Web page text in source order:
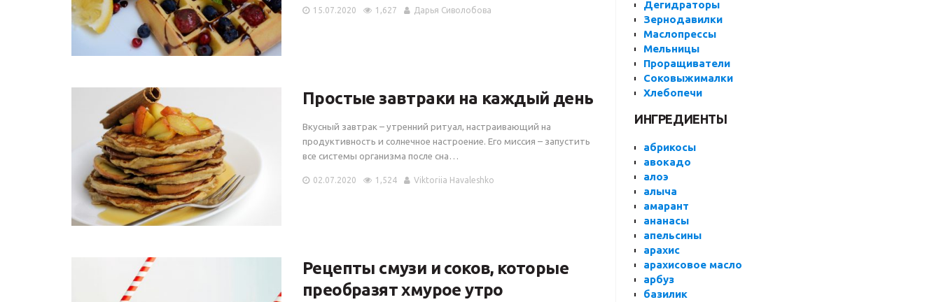
15.07.2020 1,627 Дарья Сиволобова
Простые завтраки на каждый день
Вкусный завтрак – утренний ритуал, настраивающий на
продуктивность и солнечное настроение. Его миссия – запустить
все системы организма после сна…
02.07.2020 1,524 Viktoriia Havaleshko
Рецепты смузи и соков, которые
преобразят хмурое утро
Дегидраторы
Зернодавилки
Маслопрессы
Мельницы
Проращиватели
Соковыжималки
Хлебопечи
ИНГРЕДИЕНТЫ
абрикосы
авокадо
алоэ
алыча
амарант
ананасы
апельсины
арахис
арахисовое масло
арбуз
базилик